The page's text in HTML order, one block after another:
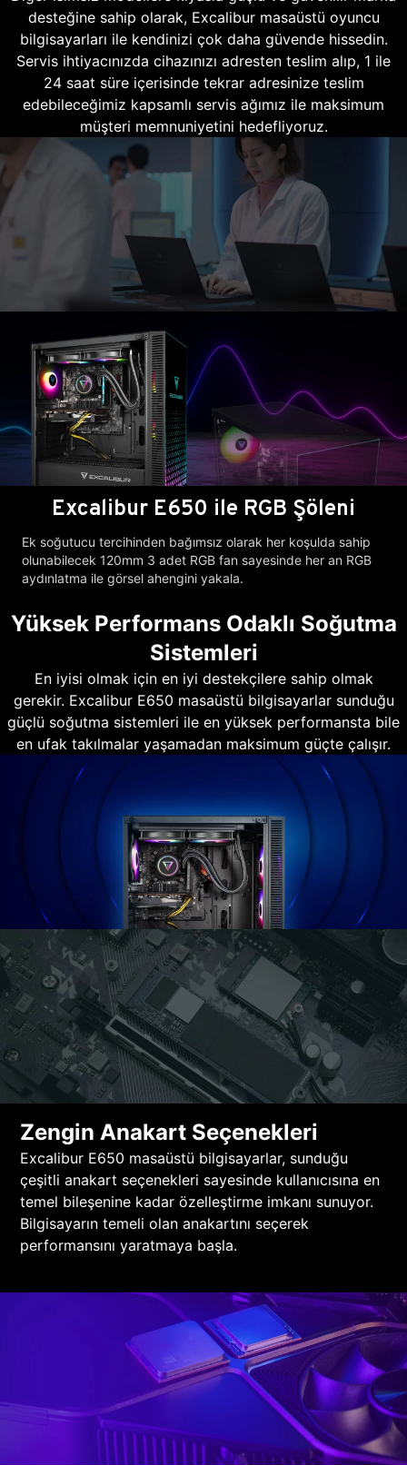
desteğine sahip olarak, Excalibur masaüstü oyuncu
bilgisayarları ile kendinizi çok daha güvende hissedin.
Servis ihtiyacınızda cihazınızı adresten teslim alıp, 1 ile
24 saat süre içerisinde tekrar adresinize teslim
edebileceğimiz kapsamlı servis ağımız ile maksimum
müşteri memnuniyetini hedefliyoruz.
Excalibur E650 ile RGB Şöleni
Ek soğutucu tercihinden bağımsız olarak her koşulda sahip
olunabilecek 120mm 3 adet RGB fan sayesinde her an RGB
aydınlatma ile görsel ahengini yakala.
Yüksek Performans Odaklı Soğutma
Sistemleri
En iyisi olmak için en iyi destekçilere sahip olmak
gerekir. Excalibur E650 masaüstü bilgisayarlar sunduğu
güçlü soğutma sistemleri ile en yüksek performansta bile
en ufak takılmalar yaşamadan maksimum güçte çalışır.
Zengin Anakart Seçenekleri
Excalibur E650 masaüstü bilgisayarlar, sunduğu
çeşitli anakart seçenekleri sayesinde kullanıcısına en
temel bileşenine kadar özelleştirme imkanı sunuyor.
Bilgisayarın temeli olan anakartını seçerek
performansını yaratmaya başla.